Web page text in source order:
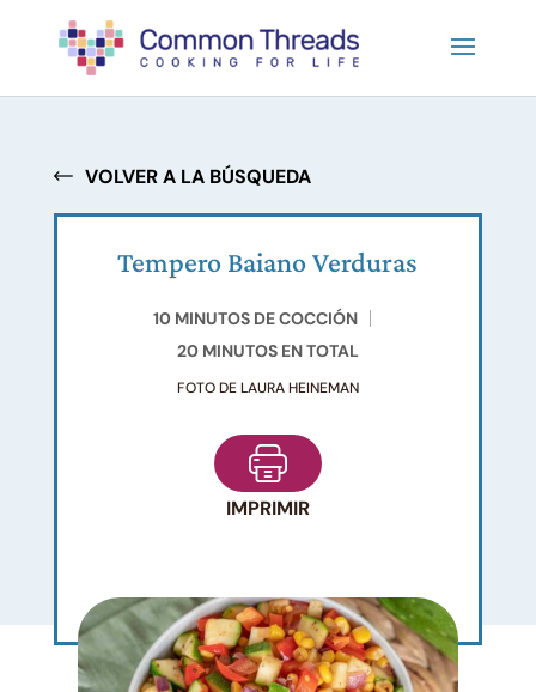
VOLVER A LA BÚSQUEDA
Tempero Baiano Verduras
10 MINUTOS DE COCCIÓN
20 MINUTOS EN TOTAL
FOTO DE LAURA HEINEMAN
IMPRIMIR